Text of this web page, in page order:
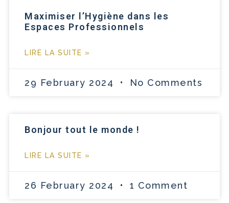
Maximiser l’Hygiène dans les
Espaces Professionnels
LIRE LA SUITE »
29 February 2024 No Comments
Bonjour tout le monde !
LIRE LA SUITE »
26 February 2024 1 Comment